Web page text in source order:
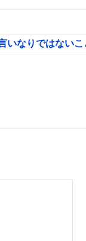
いなりではない